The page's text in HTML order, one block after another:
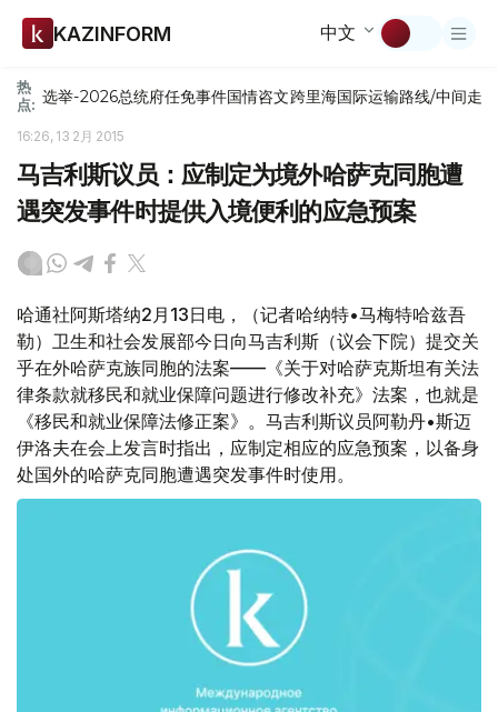
KAZINFORM 中文
热
点: 选举-2026总统府任免事件国情咨文跨里海国际运输路线/中间走廊
16:26, 13 2月 2015
马吉利斯议员：应制定为境外哈萨克同胞遭
遇突发事件时提供入境便利的应急预案
哈通社阿斯塔纳2月13日电，（记者哈纳特•马梅特哈兹吾
勒）卫生和社会发展部今日向马吉利斯（议会下院）提交关
乎在外哈萨克族同胞的法案——《关于对哈萨克斯坦有关法
律条款就移民和就业保障问题进行修改补充》法案，也就是
《移民和就业保障法修正案》。马吉利斯议员阿勒丹•斯迈
伊洛夫在会上发言时指出，应制定相应的应急预案，以备身
处国外的哈萨克同胞遭遇突发事件时使用。